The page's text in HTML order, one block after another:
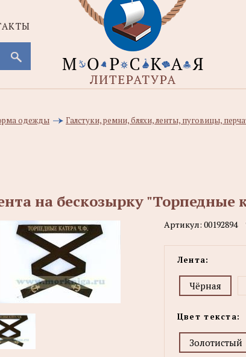
одежды Галстуки, ремни, бляхи, ленты, пуговицы,
на бескозырку "Торпедные
Артикул: 00192894
Лента:
Чёрная
Цвет текста:
Золотистый